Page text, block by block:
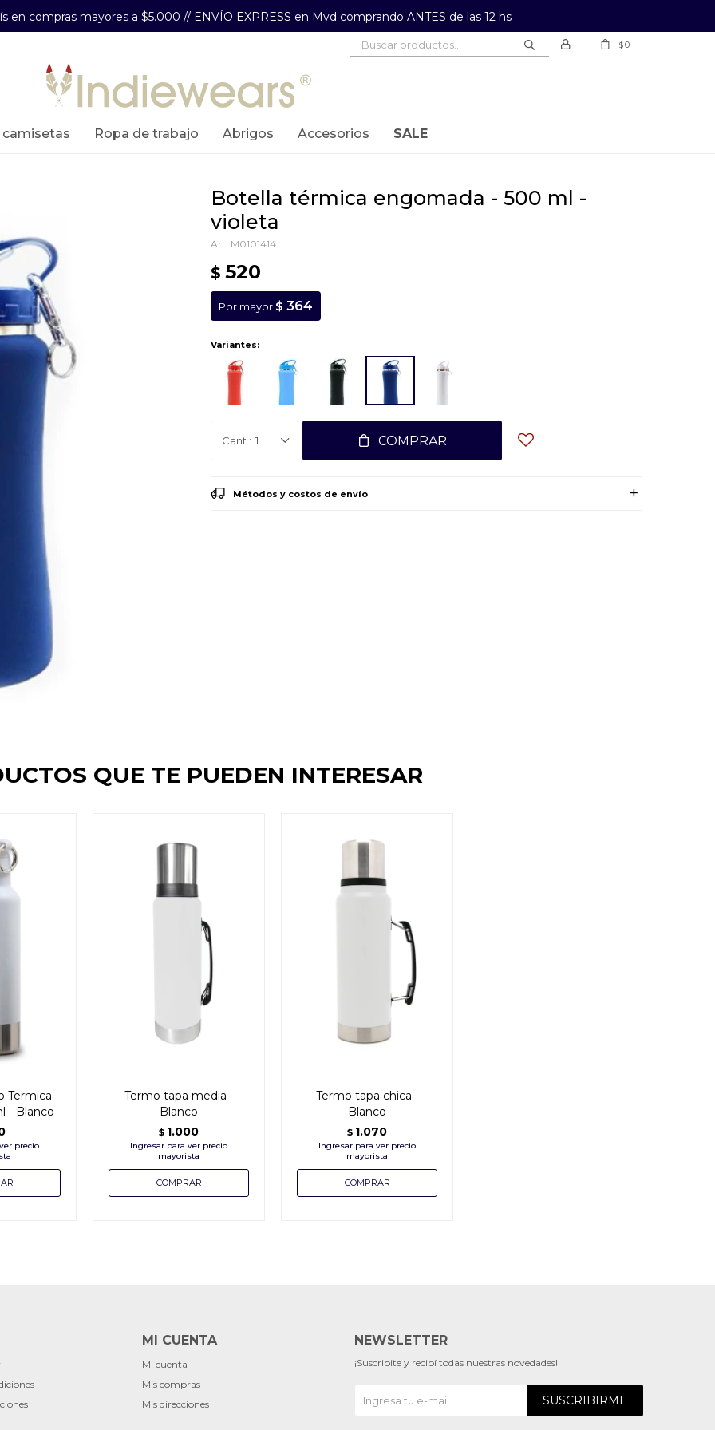
en compras mayores a $5.000 // ENVÍO EXPRESS en Mvd comprando ANTES de las 12 hs
camisetas ropa de trabajo abrigos accesorios SALE
$0
botella térmica engomada - 500 ml -
violeta
M0101414
$ 520
Por mayor $ 364
Variantes:
1 COMPRAR
Métodos y costos de envío
QUE TE PUEDEN INTERESAR
Termica
- Blanco
Termo tapa media -
Blanco
$ 1.000
Termo tapa chica -
Blanco
$ 1.070
MI CUENTA
Mi cuenta
Mis compras
Mis direcciones
NEWSLETTER
¡Suscribite y recibí todas nuestras novedades!
SUSCRIBIRME